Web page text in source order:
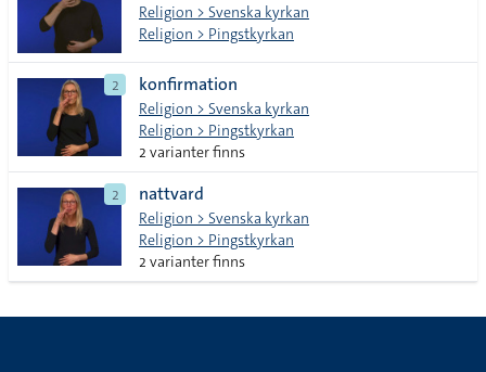
Religion > Svenska kyrkan
Religion > Pingstkyrkan
2 konfirmation
Religion > Svenska kyrkan
Religion > Pingstkyrkan
2 varianter finns
2 nattvard
Religion > Svenska kyrkan
Religion > Pingstkyrkan
2 varianter finns